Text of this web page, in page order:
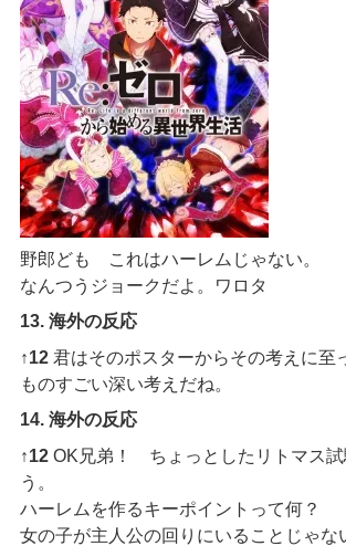
野郎ども これはハーレムじゃない。
なんつうジョークだよ。ワロタ
13. 海外の反応
↑12君はそのポスターからその考えに至
ものすごい深い考えだね。
14. 海外の反応
↑12OK兄弟！ ちょっとしたリトマス試
う。
ハーレムを作るキーポイントって何？
女の子が主人公の回りにいることじゃな